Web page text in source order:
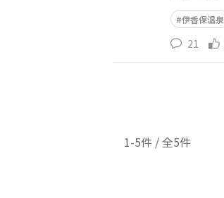
伊香保温泉
21
1-5件 / 全5件